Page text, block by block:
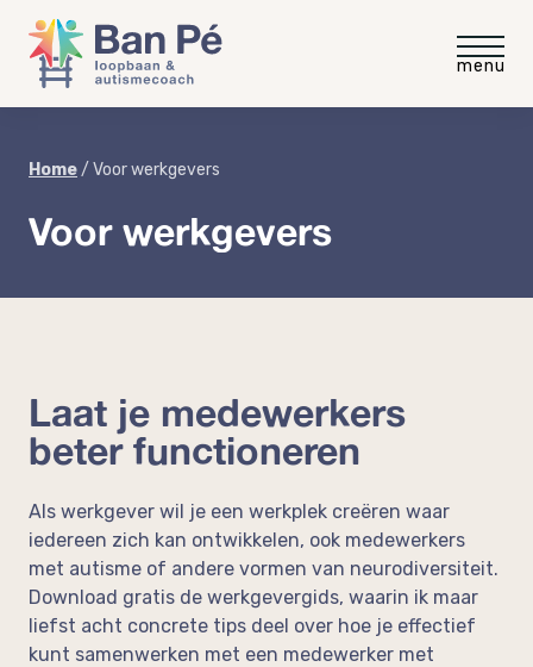
Gratis intakegesprek
Gratis video
Autisme en neurodiversiteit
coaching
Welke baan past bij mij?
Voor werkgevers
Gratis werkgevergids
Coaching voor medewerkers
Praktische workshop neurodiversiteit
op de werkvloer
Feedback
Blog
Over Ban Pé
Over mij
In de media
Neem vrijblijvend contact op!
Home/ Voor werkgevers
Voor werkgevers
Laat je medewerkers
beter functioneren
Als werkgever wil je een werkplek creëren waar
iedereen zich kan ontwikkelen, ook medewerkers
met autisme of andere vormen van neurodiversiteit.
Download gratis de werkgevergids, waarin ik maar
liefst acht concrete tips deel over hoe je effectief
kunt samenwerken met een medewerker met